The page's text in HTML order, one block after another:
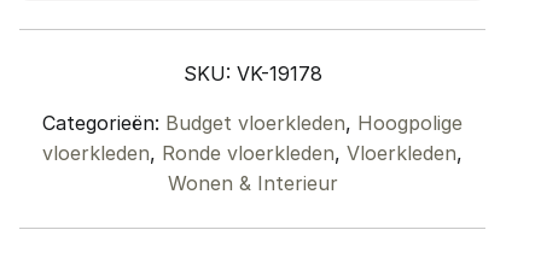
quantity
SKU: VK-19178
Categorieën: Budget vloerkleden, Hoogpolige
vloerkleden, Ronde vloerkleden, Vloerkleden,
Wonen & Interieur